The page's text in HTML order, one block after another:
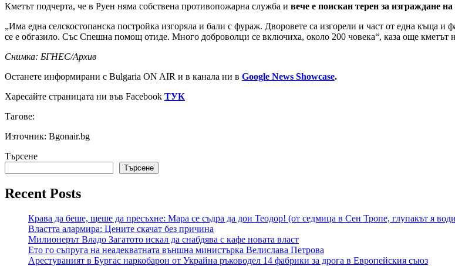
Кметът подчерта, че в Руен няма собствена противопожарна служба и вече е поискан терен за изграждане
„Има една селскостопанска постройка изгоряла и бали с фураж. Дворовете са изгорели и част от една къща
се е обгазило. Със Спешна помощ отиде. Много доброволци се включиха, около 200 човека“, каза още кметът
Снимка: БГНЕС/Архив
Останете информирани с Bulgaria ON AIR и в канала ни в Google News Showcase.
Харесайте страницата ни във Facebook ТУК
Тагове:
Източник: Bgonair.bg
Търсене
Търсене
Recent Posts
Крава да беше, щеше да пресъхне: Мара се съдра да дои Теодор! (от седмица в Сен Тропе, глупакът
Властта алармира: Цените скачат без причина
Милионерът Владо Загатото искал да снабдява с кафе новата власт
Ето го съпруга на неадекватната външна министърка Велислава Петрова
Арестуваният в Бургас наркобарон от Украйна ръководел 14 фабрики за дрога в Европейския съюз